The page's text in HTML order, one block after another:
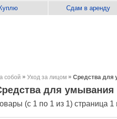
Куплю Сдам в аренду
собой » Уход за лицом » Средства для
для умывания
(с 1 по 1 из 1) страница 1